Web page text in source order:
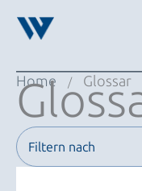
Inhalt
springen
Home / Glossar